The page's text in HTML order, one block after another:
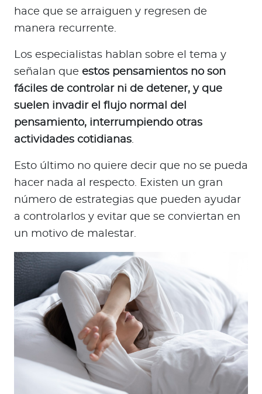
hace que se arraiguen y regresen de
manera recurrente.
Los especialistas hablan sobre el tema y
señalan que estos pensamientos no son
fáciles de controlar ni de detener, y que
suelen invadir el flujo normal del
pensamiento, interrumpiendo otras
actividades cotidianas.
Esto último no quiere decir que no se pueda
hacer nada al respecto. Existen un gran
número de estrategias que pueden ayudar
a controlarlos y evitar que se conviertan en
un motivo de malestar.